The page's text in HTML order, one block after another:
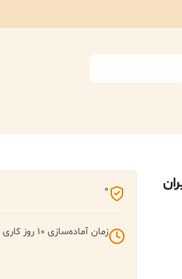
0
زمان آماده‌سازی 10 روز کاری